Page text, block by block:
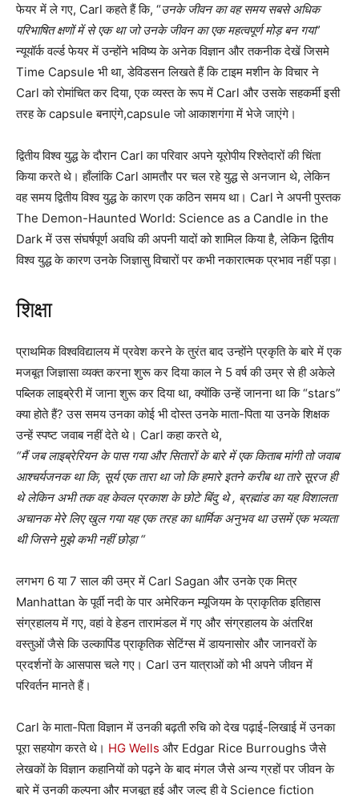
फेयर में ले गए, Carl कहते हैं कि, “उनके जीवन का वह समय सबसे अधिक
परिभाषित क्षणों में से एक था जो उनके जीवन का एक महत्वपूर्ण मोड़ बन गया”
न्यूयॉर्क वर्ल्ड फेयर में उन्होंने भविष्य के अनेक विज्ञान और तकनीक देखें जिसमे
Time Capsule भी था, डेविडसन लिखते हैं कि टाइम मशीन के विचार ने
Carl को रोमांचित कर दिया, एक व्यस्त के रूप में Carl और उसके सहकर्मी इसी
तरह के capsule बनाएंगे,capsule जो आकाशगंगा में भेजे जाएंगे।
द्वितीय विश्व युद्ध के दौरान Carl का परिवार अपने यूरोपीय रिश्तेदारों की चिंता
किया करते थे। हाँलांकि Carl आमतौर पर चल रहे युद्ध से अनजान थे, लेकिन
वह समय द्वितीय विश्व युद्ध के कारण एक कठिन समय था। Carl ने अपनी पुस्तक
The Demon-Haunted World: Science as a Candle in the
Dark में उस संघर्षपूर्ण अवधि की अपनी यादों को शामिल किया है, लेकिन द्वितीय
विश्व युद्ध के कारण उनके जिज्ञासु विचारों पर कभी नकारात्मक प्रभाव नहीं पड़ा।
शिक्षा
प्राथमिक विश्वविद्यालय में प्रवेश करने के तुरंत बाद उन्होंने प्रकृति के बारे में एक
मजबूत जिज्ञासा व्यक्त करना शुरू कर दिया काल ने 5 वर्ष की उम्र से ही अकेले
पब्लिक लाइब्रेरी में जाना शुरू कर दिया था, क्योंकि उन्हें जानना था कि “stars”
क्या होते हैं? उस समय उनका कोई भी दोस्त उनके माता-पिता या उनके शिक्षक
उन्हें स्पष्ट जवाब नहीं देते थे। Carl कहा करते थे,
“मैं जब लाइब्रेरियन के पास गया और सितारों के बारे में एक किताब मांगी तो जवाब
आश्चर्यजनक था कि, सूर्य एक तारा था जो कि हमारे इतने करीब था तारे सूरज ही
थे लेकिन अभी तक वह केवल प्रकाश के छोटे बिंदु थे , ब्रह्मांड का यह विशालता
अचानक मेरे लिए खुल गया यह एक तरह का धार्मिक अनुभव था उसमें एक भव्यता
थी जिसने मुझे कभी नहीं छोड़ा “
लगभग 6 या 7 साल की उम्र में Carl Sagan और उनके एक मित्र
Manhattan के पूर्वी नदी के पार अमेरिकन म्यूजियम के प्राकृतिक इतिहास
संग्रहालय में गए, वहां वे हेडन तारामंडल में गए और संग्रहालय के अंतरिक्ष
वस्तुओं जैसे कि उल्कापिंड प्राकृतिक सेटिंग्स में डायनासोर और जानवरों के
प्रदर्शनों के आसपास चले गए। Carl उन यात्राओं को भी अपने जीवन में
परिवर्तन मानते हैं।
Carl के माता-पिता विज्ञान में उनकी बढ़ती रुचि को देख पढ़ाई-लिखाई में उनका
पूरा सहयोग करते थे। HG Wells और Edgar Rice Burroughs जैसे
लेखकों के विज्ञान कहानियों को पढ़ने के बाद मंगल जैसे अन्य ग्रहों पर जीवन के
बारे में उनकी कल्पना और मजबूत हुई और जल्द ही वे Science fiction